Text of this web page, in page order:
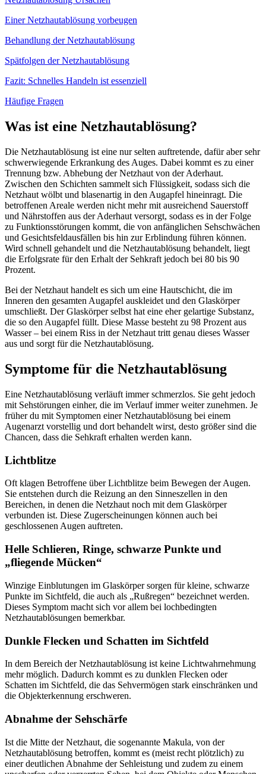
Einer Netzhautablösung vorbeugen
Behandlung der Netzhautablösung
Spätfolgen der Netzhautablösung
Fazit: Schnelles Handeln ist essenziell
Häufige Fragen
Was ist eine Netzhautablösung?
Die Netzhautablösung ist eine nur selten auftretende, dafür aber sehr
schwerwiegende Erkrankung des Auges. Dabei kommt es zu einer
Trennung bzw. Abhebung der Netzhaut von der Aderhaut.
Zwischen den Schichten sammelt sich Flüssigkeit, sodass sich die
Netzhaut wölbt und blasenartig in den Augapfel hineinragt. Die
betroffenen Areale werden nicht mehr mit ausreichend Sauerstoff
und Nährstoffen aus der Aderhaut versorgt, sodass es in der Folge
zu Funktionsstörungen kommt, die von anfänglichen Sehschwächen
und Gesichtsfeldausfällen bis hin zur Erblindung führen können.
Wird schnell gehandelt und die Netzhautablösung behandelt, liegt
die Erfolgsrate für den Erhalt der Sehkraft jedoch bei 80 bis 90
Prozent.
Bei der Netzhaut handelt es sich um eine Hautschicht, die im
Inneren den gesamten Augapfel auskleidet und den Glaskörper
umschließt. Der Glaskörper selbst hat eine eher gelartige Substanz,
die so den Augapfel füllt. Diese Masse besteht zu 98 Prozent aus
Wasser – bei einem Riss in der Netzhaut tritt genau dieses Wasser
aus und sorgt für die Netzhautablösung.
Symptome für die Netzhautablösung
Eine Netzhautablösung verläuft immer schmerzlos. Sie geht jedoch
mit Sehstörungen einher, die im Verlauf immer weiter zunehmen. Je
früher du mit Symptomen einer Netzhautablösung bei einem
Augenarzt vorstellig und dort behandelt wirst, desto größer sind die
Chancen, dass die Sehkraft erhalten werden kann.
Lichtblitze
Oft klagen Betroffene über Lichtblitze beim Bewegen der Augen.
Sie entstehen durch die Reizung an den Sinneszellen in den
Bereichen, in denen die Netzhaut noch mit dem Glaskörper
verbunden ist. Diese Zugerscheinungen können auch bei
geschlossenen Augen auftreten.
Helle Schlieren, Ringe, schwarze Punkte und
„fliegende Mücken“
Winzige Einblutungen im Glaskörper sorgen für kleine, schwarze
Punkte im Sichtfeld, die auch als „Rußregen“ bezeichnet werden.
Dieses Symptom macht sich vor allem bei lochbedingten
Netzhautablösungen bemerkbar.
Dunkle Flecken und Schatten im Sichtfeld
In dem Bereich der Netzhautablösung ist keine Lichtwahrnehmung
mehr möglich. Dadurch kommt es zu dunklen Flecken oder
Schatten im Sichtfeld, die das Sehvermögen stark einschränken und
die Objekterkennung erschweren.
Abnahme der Sehschärfe
Ist die Mitte der Netzhaut, die sogenannte Makula, von der
Netzhautablösung betroffen, kommt es (meist recht plötzlich) zu
einer deutlichen Abnahme der Sehleistung und zudem zu einem